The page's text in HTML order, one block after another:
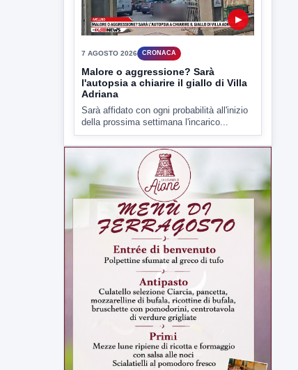
Sarà affidato con ogni probabilità all'inizio
della prossima settimana l'incarico...